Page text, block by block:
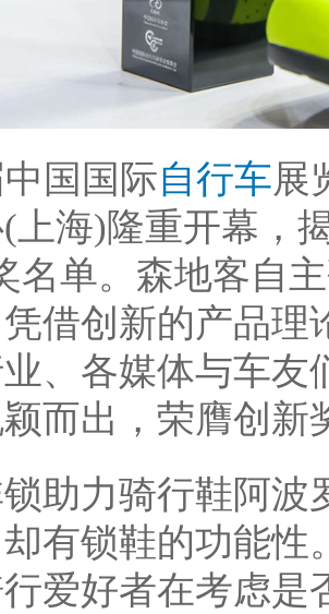
国国际自行车展
上海)隆重开幕，
名单。森地客自
借创新的产品理
、各媒体与车友
而出，荣膺创新
助力骑行鞋阿
有锁鞋的功能性
爱好者在考虑是